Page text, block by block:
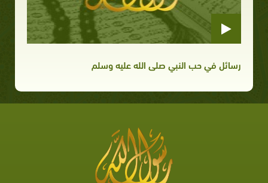
رسائل في حب النبي صلى الله عليه وسلم